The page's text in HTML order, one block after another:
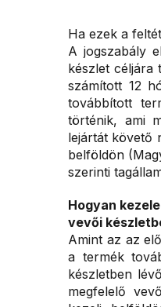
Ha ezek a
A jogszabály
készlet céljára
számított 12
továbbított
történik, ami
lejártát követő
belföldön
szerinti
Hogyan
vevői
Amint az az
a termék
készletben
megfelelő